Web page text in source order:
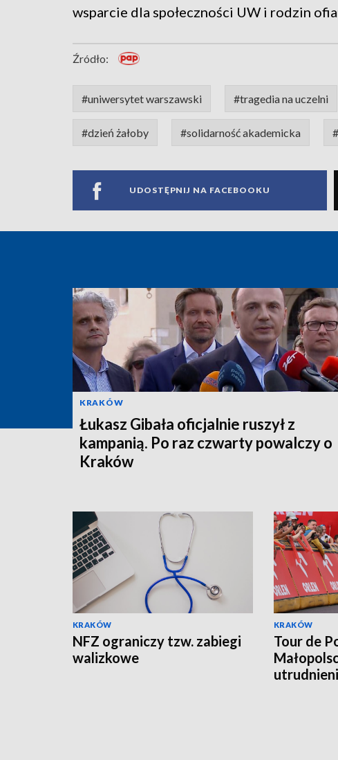
wsparcie dla społeczności UW i rodzin
Źródło:
#uniwersytet warszawski #tragedia na uczelni
#dzień żałoby #solidarność akademicka
UDOSTĘPNIJ NA FACEBOOKU
KRAKÓW
Łukasz Gibała oficjalnie ruszył z
kampanią. Po raz czwarty powalczy o
Kraków
KRAKÓW
NFZ ograniczy tzw. zabiegi
walizkowe
KRAKÓW
Tour de